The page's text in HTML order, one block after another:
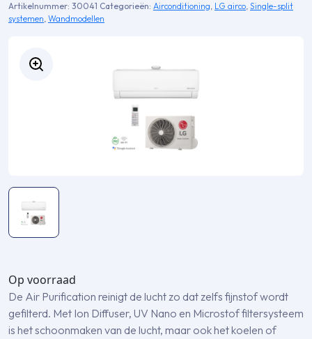
Artikelnummer: 30041 Categorieën: Airconditioning, LG airco, Single-split
systemen, Wandmodellen
Op voorraad
De Air Purification reinigt de lucht zo dat zelfs fijnstof wordt
gefilterd. Met Ion Diffuser, UV Nano en Microstof filtersysteem
is het schoonmaken van de lucht, maar ook het koelen of